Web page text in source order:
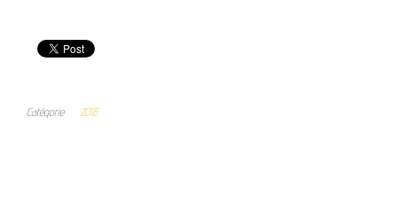
Catégorie 2018